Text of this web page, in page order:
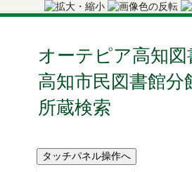
オーテピア高知図
高知市民図書館分
所蔵検索